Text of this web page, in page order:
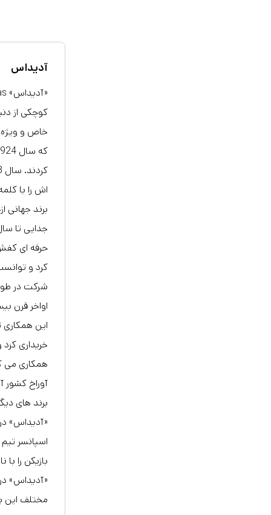
آدیداس
کوچکی از
خاص و ویژه
اش را با
جدایی تا
کرد و
شرکت در
اواخر قرن
همکاری می
آوراخ کشور
برند های
اسپانسر
بازیکن را
«آدیداس»
مختلف این